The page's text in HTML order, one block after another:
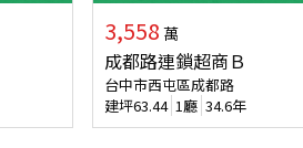
3,558 萬
成都路連鎖超商Ｂ
台中市西屯區成都路
建坪63.44 1廳 34.6年